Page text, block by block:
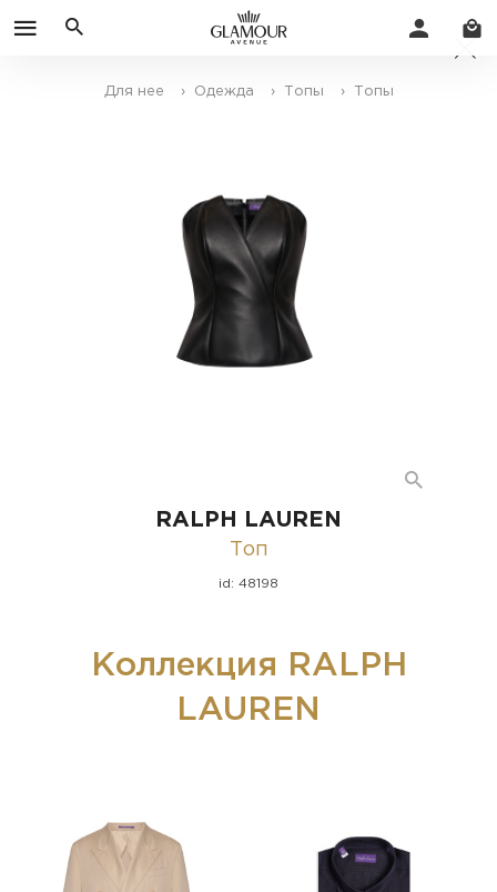
Для нее › Одежда › Топы › Топы
RALPH LAUREN
Топ
id: 48198
Коллекция RALPH
LAUREN